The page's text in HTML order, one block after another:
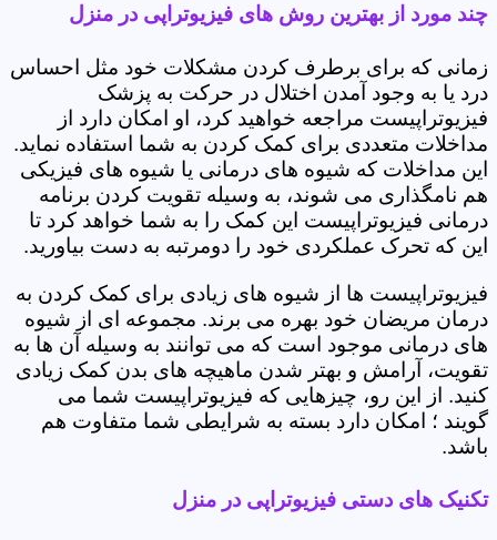
چند مورد از بهترین روش های فیزیوتراپی در منزل
زمانی که برای برطرف کردن مشکلات خود مثل احساس
درد یا به وجود آمدن اختلال در حرکت به پزشک
فیزیوتراپیست مراجعه خواهید کرد، او امکان دارد از
مداخلات متعددی برای کمک کردن به شما استفاده نماید.
این مداخلات که شیوه های درمانی یا شیوه های فیزیکی
هم نامگذاری می شوند، به وسیله تقویت کردن برنامه
درمانی فیزیوتراپیست این کمک را به شما خواهد کرد تا
این که تحرک عملکردی خود را دومرتبه به دست بیاورید.
فیزیوتراپیست ها از شیوه های زیادی برای کمک کردن به
درمان مریضان خود بهره می برند. مجموعه ای از شیوه
های درمانی موجود است که می توانند به وسیله آن ها به
تقویت، آرامش و بهتر شدن ماهیچه های بدن کمک زیادی
کنید. از این رو، چیزهایی که فیزیوتراپیست شما می
گویند ؛ امکان دارد بسته به شرایطی شما متفاوت هم
باشد.
تکنیک های دستی فیزیوتراپی در منزل